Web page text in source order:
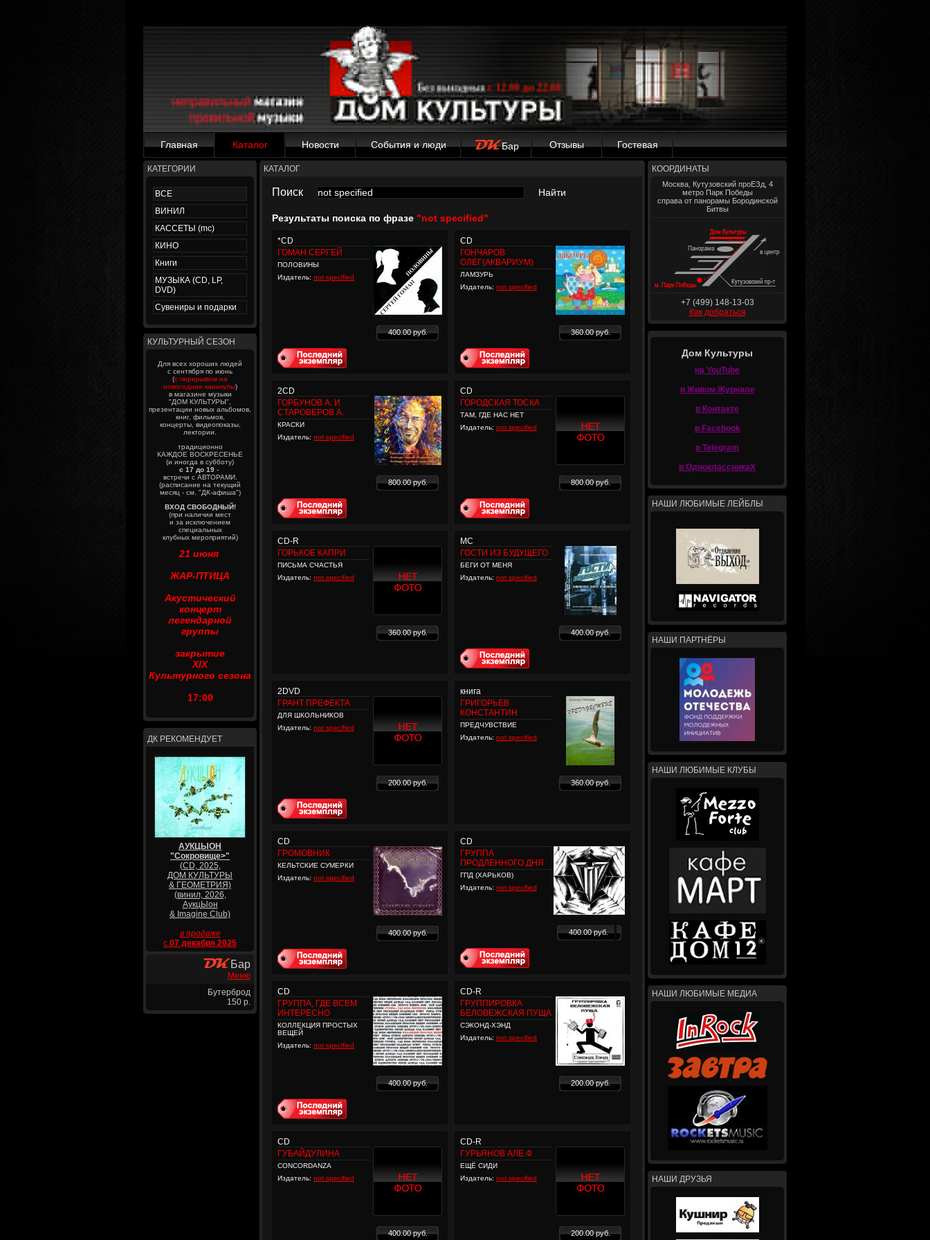
Главная Каталог Новости События и люди Бар Отзывы Гостевая
КАТЕГОРИИ
ВСЕ
ВИНИЛ
КАССЕТЫ (mc)
КИНО
Книги
МУЗЫКА (CD, LP,
DVD)
Сувениры и подарки
КУЛЬТУРНЫЙ СЕЗОН
Для всех хороших людей
с сентября по июнь
(с перерывом на
новогодние каникулы)
в магазине музыки
"ДОМ КУЛЬТУРЫ",
презентации новых альбомов,
книг, фильмов,
концерты, видеопоказы,
лектории.
традиционно
КАЖДОЕ ВОСКРЕСЕНЬЕ
(и иногда в субботу)
с 17 до 19 -
встречи с АВТОРАМИ.
(расписание на текущий
месяц - см. "ДК-афиша")
ВХОД СВОБОДНЫЙ!
(при наличии мест
и за исключением
специальных
клубных мероприятий)
21 июня
ЖАР-ПТИЦА
Акустический
концерт
легендарной
группы
закрытие
XIX
Культурного сезона
17:00
ДК РЕКОМЕНДУЕТ
АУКЦЫОН
"Сокровище>"
(CD, 2025,
ДОМ КУЛЬТУРЫ
& ГЕОМЕТРИЯ)
(винил, 2026,
АукцЫон
& Imagine Club)
в продаже
с 07 декабря 2025
Бар
Меню
Бутерброд
150 р.
КАТАЛОГ
Поиск Найти
Результаты поиска по фразе "not specified"
*CD
ГОМАН СЕРГЕЙ
ПОЛОВИНЫ
Издатель: not specified
400.00 руб.
CD
ГОНЧАРОВ
ОЛЕГ(АКВАРИУМ)
ЛАМЗУРЬ
Издатель: not specified
360.00 руб.
2CD
ГОРБУНОВ А. И
СТАРОВЕРОВ А.
КРАСКИ
Издатель: not specified
800.00 руб.
CD
ГОРОДСКАЯ ТОСКА
ТАМ, ГДЕ НАС НЕТ
Издатель: not specified
800.00 руб.
CD-R
ГОРЬКОЕ КАПРИ
ПИСЬМА СЧАСТЬЯ
Издатель: not specified
360.00 руб.
MC
ГОСТИ ИЗ БУДУЩЕГО
БЕГИ ОТ МЕНЯ
Издатель: not specified
400.00 руб.
2DVD
ГРАНТ ПРЕФЕКТА
ДЛЯ ШКОЛЬНИКОВ
Издатель: not specified
200.00 руб.
книга
ГРИГОРЬЕВ
КОНСТАНТИН
ПРЕДЧУВСТВИЕ
Издатель: not specified
360.00 руб.
CD
ГРОМОВНИК
КЕЛЬТСКИЕ СУМЕРКИ
Издатель: not specified
400.00 руб.
CD
ГРУППА
ПРОДЛЕННОГО ДНЯ
ГПД (ХАРЬКОВ)
Издатель: not specified
400.00 руб.
CD
ГРУППА, ГДЕ ВСЕМ
ИНТЕРЕСНО
КОЛЛЕКЦИЯ ПРОСТЫХ
ВЕЩЕЙ
Издатель: not specified
400.00 руб.
CD-R
ГРУППИРОВКА
БЕЛОВЕЖСКАЯ ПУЩА
СЭКОНД-ХЭНД
Издатель: not specified
200.00 руб.
CD
ГУБАЙДУЛИНА
CONCORDANZA
Издатель: not specified
400.00 руб.
CD-R
ГУРЬЯНОВ АЛЕ.Ф
ЕЩЁ СИДИ
Издатель: not specified
200.00 руб.
КООРДИНАТЫ
Москва, Кутузовский проЕЗд, 4
метро Парк Победы
справа от панорамы Бородинской
Битвы
+7 (499) 148-13-03
Как добраться
Дом Культуры
на YouTube
в Живом Журнале
в Контакте
в Facebook
в Telegram
в ОдноклассникаХ
НАШИ ЛЮБИМЫЕ ЛЕЙБЛЫ
НАШИ ПАРТНЁРЫ
НАШИ ЛЮБИМЫЕ КЛУБЫ
НАШИ ЛЮБИМЫЕ МЕДИА
НАШИ ДРУЗЬЯ